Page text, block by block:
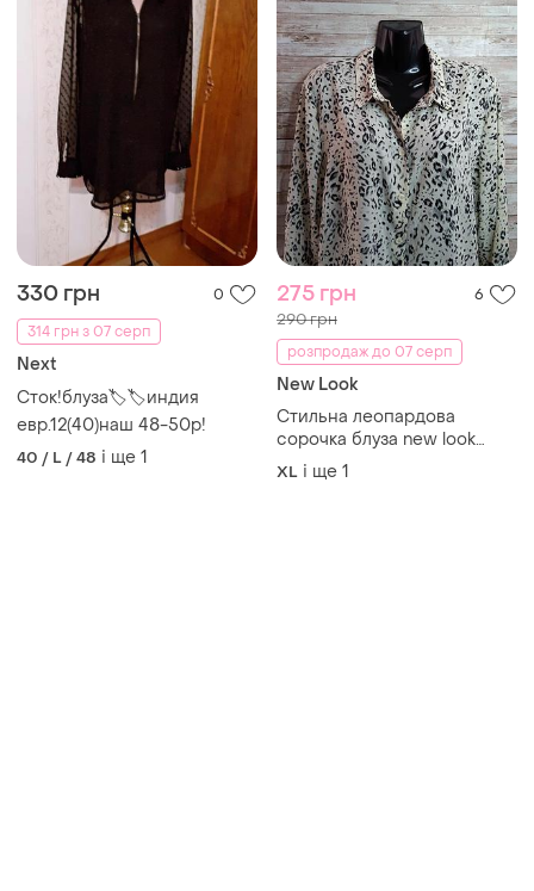
330 грн
0
314 грн з 07 серп
Next
Сток!блуза🏷🏷индия
евр.12(40)наш 48-50р!
40 / L / 48 і ще 1
275 грн 6
290 грн
розпродаж до 07 серп
New Look
Стильна леопардова
сорочка блуза new look
розмір xl-2xl
XL і ще 1